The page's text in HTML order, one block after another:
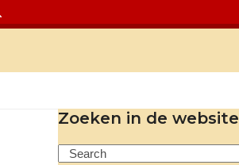
Zoeken in de website
Search